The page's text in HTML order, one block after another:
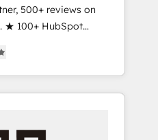
500+ reviews on
★ 100+ HubSpot
across the team
across five
led,
★ Company of the